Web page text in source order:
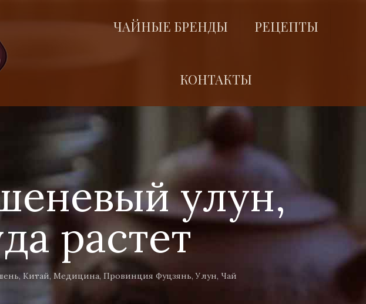
ЧАЙНЫЕ БРЕНДЫ РЕЦЕПТЫ
КОНТАКТЫ
улун,
растет
, Китай, Медицина, Провинция Фуцзянь,Улун, Чай